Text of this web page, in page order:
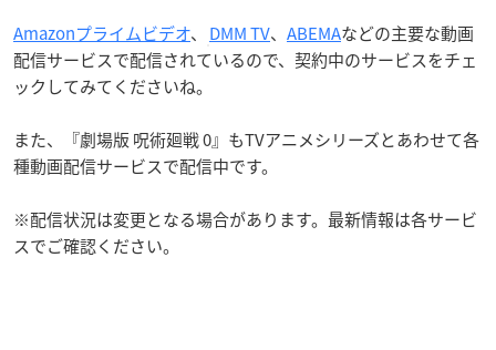
Amazonプライムビデオ、 DMM TV、 ABEMAなどの主要な動画
配信サービスで配信されているので、契約中のサービスをチェ
ックしてみてくださいね。
また、『劇場版 呪術廻戦 0』もTVアニメシリーズとあわせて各
種動画配信サービスで配信中です。
※配信状況は変更となる場合があります。最新情報は各サービ
スでご確認ください。